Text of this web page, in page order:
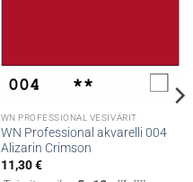
WN PROFESSIONAL VESIVÄRIT
WN Professional akvarelli 004
Alizarin Crimson
11,30€